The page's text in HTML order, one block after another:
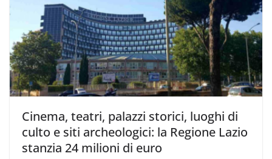
Cinema, teatri, palazzi storici, luoghi di
culto e siti archeologici: la Regione Lazio
stanzia 24 milioni di euro